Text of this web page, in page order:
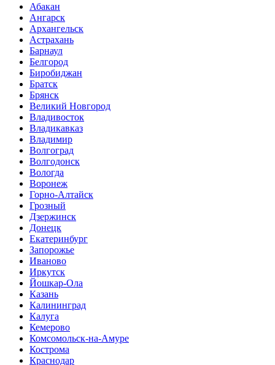
Абакан
Ангарск
Архангельск
Астрахань
Барнаул
Белгород
Биробиджан
Братск
Брянск
Великий Новгород
Владивосток
Владикавказ
Владимир
Волгоград
Волгодонск
Вологда
Воронеж
Горно-Алтайск
Грозный
Дзержинск
Донецк
Екатеринбург
Запорожье
Иваново
Иркутск
Йошкар-Ола
Казань
Калининград
Калуга
Кемерово
Комсомольск-на-Амуре
Кострома
Краснодар